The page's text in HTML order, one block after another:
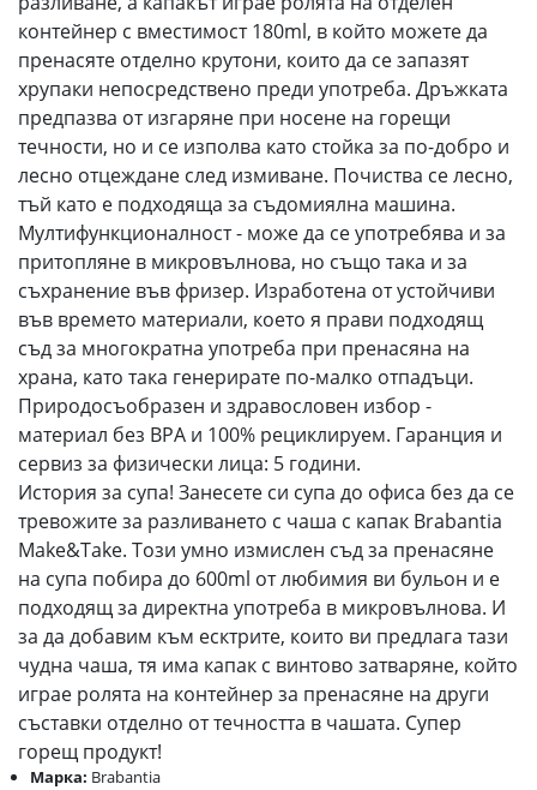
контейнер с вместимост 180ml, в който можете да
пренасяте отделно крутони, които да се запазят
хрупаки непосредствено преди употреба. Дръжката
предпазва от изгаряне при носене на горещи
течности, но и се изполва като стойка за по-добро и
лесно отцеждане след измиване. Почиства се лесно,
тъй като е подходяща за съдомиялна машина.
Мултифункционалност - може да се употребява и за
притопляне в микровълнова, но също така и за
съхранение във фризер. Изработена от устойчиви
във времето материали, което я прави подходящ
съд за многократна употреба при пренасяна на
храна, като така генерирате по-малко отпадъци.
Природосъобразен и здравословен избор -
материал без BPA и 100% рециклируем. Гаранция и
сервиз за физически лица: 5 години.
История за супа! Занесете си супа до офиса без да се
тревожите за разливането с чаша с капак Brabantia
Make&Take. Този умно измислен съд за пренасяне
на супа побира до 600ml от любимия ви бульон и е
подходящ за директна употреба в микровълнова. И
за да добавим към есктрите, които ви предлага тази
чудна чаша, тя има капак с винтово затваряне, който
играе ролята на контейнер за пренасяне на други
съставки отделно от течността в чашата. Супер
горещ продукт!
Марка: Brabantia